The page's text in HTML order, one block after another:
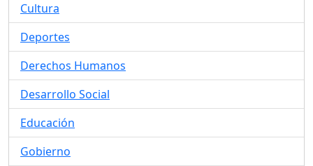
Cultura
Deportes
Derechos Humanos
Desarrollo Social
Educación
Gobierno